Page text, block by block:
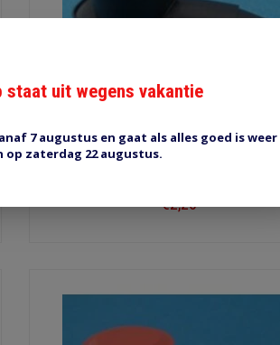
220 N3 V14 20 mm zwart
€2,20
staat uit wegens vakantie
7 augustus en gaat als alles goed is weer
op zaterdag 22 augustus.